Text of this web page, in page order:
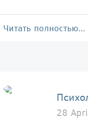
Читать полностью…
28